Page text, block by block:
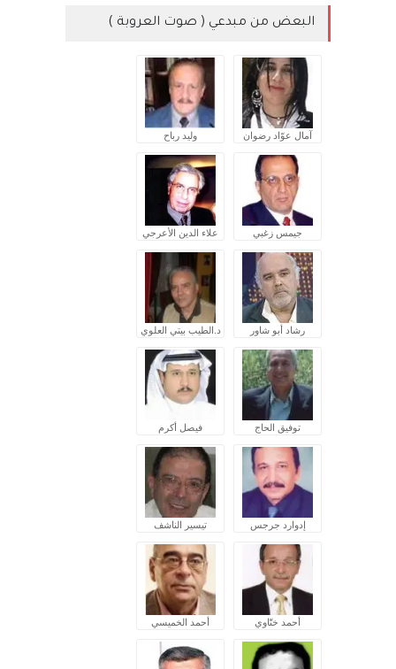
البعض من مبدعي ( صوت العروبة )
آمال عوّاد رضوان وليد رباح
جيمس زغبي علاء الدين الأعرجي
رشاد أبو شاور د.الطيب بيتي العلوي
توفيق الحاج فيصل أكرم
إدوارد جرجس تيسير الناشف
أحمد ختّاوي أحمد الخميسي